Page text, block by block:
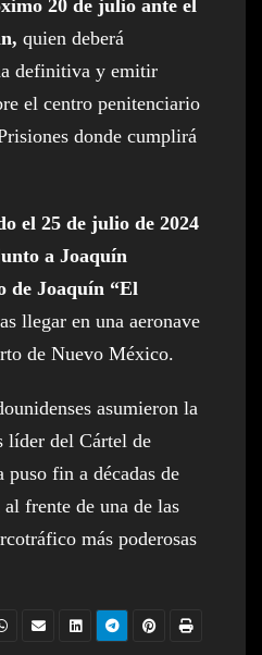
20 de julio ante el
quien deberá
definitiva y emitir
el centro penitenciario
donde cumplirá
el 25 de julio de 2024
a Joaquín
de Joaquín “El
llegar en una aeronave
de Nuevo México.
asumieron la
líder del Cártel de
puso fin a décadas de
frente de una de las
más poderosas